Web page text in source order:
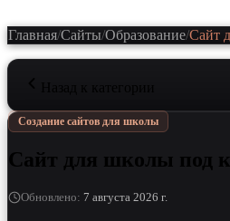
Главная/Сайты/Образование/Сайт
Создание сайтов для школы
Сайт для школы под
Обновлено: 7 августа 2026 г.